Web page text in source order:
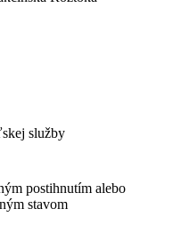
služby
postihnutím alebo
stavom